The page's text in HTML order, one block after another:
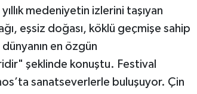
medeniyetin izlerini taşıyan
eşsiz doğası, köklü geçmişe sahip
en özgün
şeklinde konuştu. Festival
sanatseverlerle buluşuyor. Çin